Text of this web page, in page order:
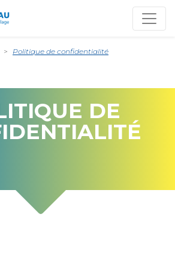
Politique de confidentialité
DE